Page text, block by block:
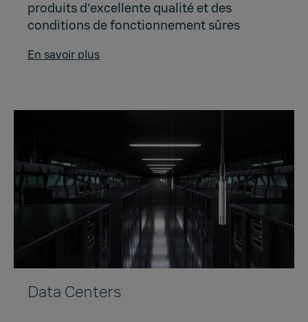
produits d'excellente qualité et des
conditions de fonctionnement sûres
En savoir plus
Data Centers